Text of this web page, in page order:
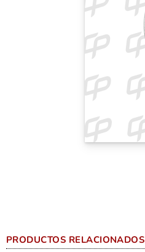
PRODUCTOS RELACIONADOS